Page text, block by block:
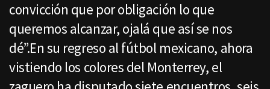
convicción que por obligación lo que
queremos alcanzar, ojalá que así se nos
dé”.En su regreso al fútbol mexicano, ahora
vistiendo los colores del Monterrey, el